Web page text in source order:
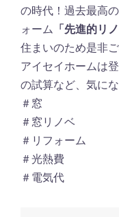
の時代！過去最高
ォーム 「先進的リ
住まいのため是非
アイセイホームは
の試算など、気に
＃窓
＃窓リノベ
＃リフォーム
＃光熱費
＃電気代